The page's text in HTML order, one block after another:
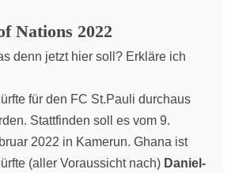
Nations 2022
denn jetzt hier soll? Erkläre ich
für den FC St.Pauli durchaus
Stattfinden soll es vom 9.
2022 in Kamerun. Ghana ist
(aller Voraussicht nach) Daniel-